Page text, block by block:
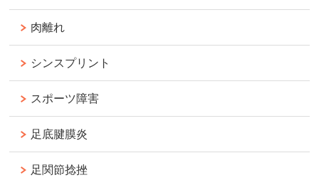
肉離れ
シンスプリント
スポーツ障害
足底腱膜炎
足関節捻挫